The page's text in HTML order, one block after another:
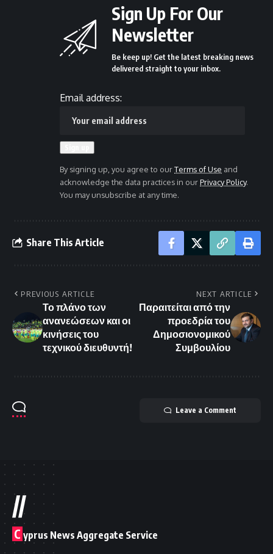
Sign Up For Our
Newsletter
Be keep up! Get the latest breaking news
delivered straight to your inbox.
Email address:
By signing up, you agree to ourTerms of Use and
acknowledge the data practices in ourPrivacy Policy.
You may unsubscribe at any time.
Share This Article
PREVIOUS ARTICLE
Το πλάνο των
ανανεώσεων και οι
κινήσεις του
τεχνικού διευθυντή!
NEXT ARTICLE
Παραιτείται από την
προεδρία του
Δημοσιονομικού
Συμβουλίου
Leave a Comment
//
C yprus News Aggregate Service